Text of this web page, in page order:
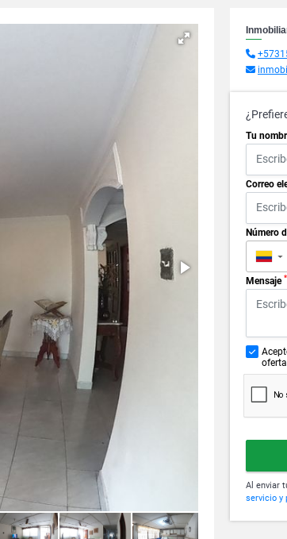
Tu
Correo
Número
▼
Mensaje *
Al enviar
servicio y